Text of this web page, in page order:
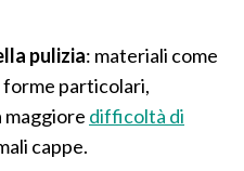
pulizia: materiali come
forme particolari,
maggiore difficoltà di
cappe.